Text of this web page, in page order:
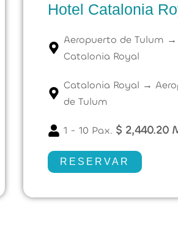
Hotel Catalonia
Aeropuerto de Tulum →
Catalonia Royal
Catalonia Royal →
de Tulum
1 - 10 Pax. $ 2,440.20
RESERVAR